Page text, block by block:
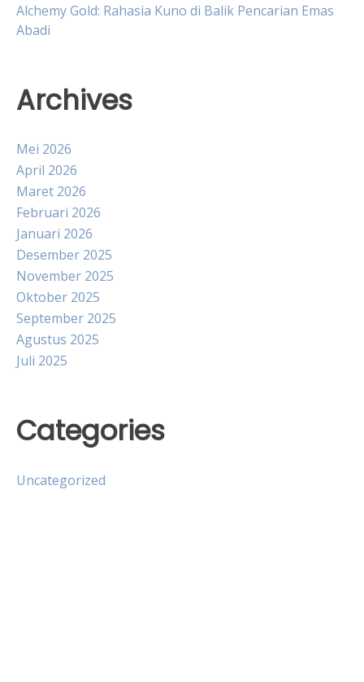
Alchemy Gold: Rahasia Kuno di Balik Pencarian Emas
Abadi
Archives
Mei 2026
April 2026
Maret 2026
Februari 2026
Januari 2026
Desember 2025
November 2025
Oktober 2025
September 2025
Agustus 2025
Juli 2025
Categories
Uncategorized